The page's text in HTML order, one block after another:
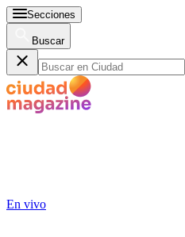
Secciones
Buscar
En vivo